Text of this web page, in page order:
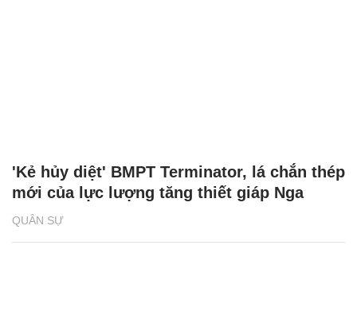
QUÂN SỰ
'Kẻ hủy diệt' BMPT Terminator, lá chắn thép
mới của lực lượng tăng thiết giáp Nga